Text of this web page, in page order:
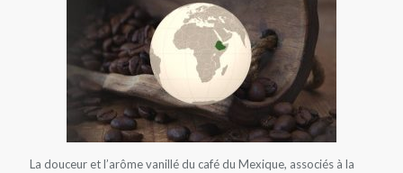
La douceur et l’arôme vanillé du café du Mexique, associés à la